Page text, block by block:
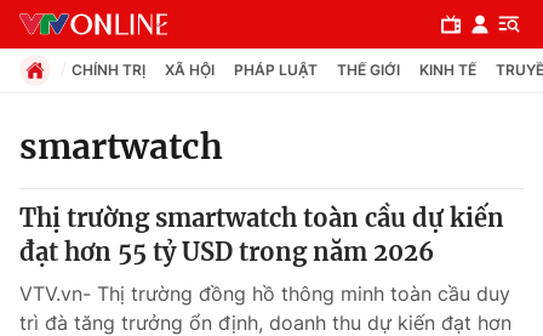
Chuyên mục
Chính trị
Xã hội
CHÍNH TRỊ XÃ HỘI PHÁP LUẬT THẾ GIỚI KINH TẾ
smartwatch
Thị trường smartwatch toàn cầu dự kiến
đạt hơn 55 tỷ USD trong năm 2026
VTV.vn- Thị trường đồng hồ thông minh toàn cầu duy
trì đà tăng trưởng ổn định, doanh thu dự kiến đạt hơn